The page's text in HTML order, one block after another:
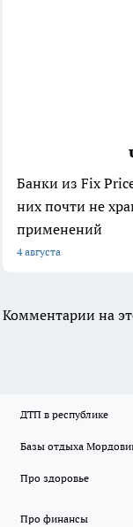
Банки из Fix
них почти не
применений
4 августа
Комментарии на
ДТП в республике
Базы отдыха
Про здоровье
Про финансы